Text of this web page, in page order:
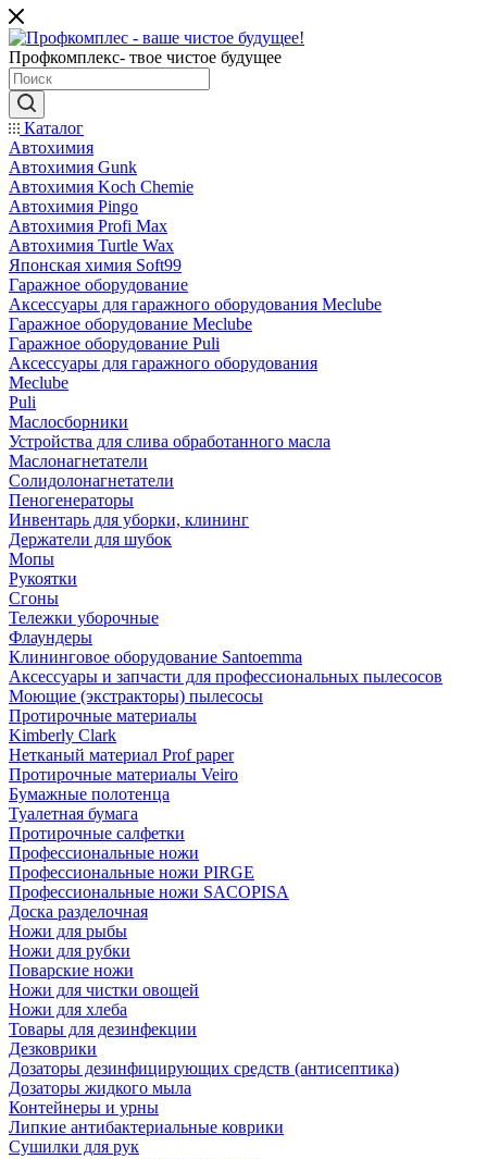
Профкомплекс- твое чистое будущее
Каталог
Автохимия
Автохимия Gunk
Автохимия Koch Chemie
Автохимия Pingo
Автохимия Profi Max
Автохимия Turtle Wax
Японская химия Soft99
Гаражное оборудование
Аксессуары для гаражного оборудования Meclube
Гаражное оборудование Meclube
Гаражное оборудование Puli
Аксессуары для гаражного оборудования
Meclube
Puli
Маслосборники
Устройства для слива обработанного масла
Маслонагнетатели
Солидолонагнетатели
Пеногенераторы
Инвентарь для уборки, клининг
Держатели для шубок
Мопы
Рукоятки
Сгоны
Тележки уборочные
Флаундеры
Клининговое оборудование Santoemma
Аксессуары и запчасти для профессиональных пылесосов
Моющие (экстракторы) пылесосы
Протирочные материалы
Kimberly Clark
Нетканый материал Prof paper
Протирочные материалы Veiro
Бумажные полотенца
Туалетная бумага
Протирочные салфетки
Профессиональные ножи
Профессиональные ножи PIRGE
Профессиональные ножи SACOPISA
Доска разделочная
Ножи для рыбы
Ножи для рубки
Поварские ножи
Ножи для чистки овощей
Ножи для хлеба
Товары для дезинфекции
Дезковрики
Дозаторы дезинфицирующих средств (антисептика)
Дозаторы жидкого мыла
Контейнеры и урны
Липкие антибактериальные коврики
Сушилки для рук